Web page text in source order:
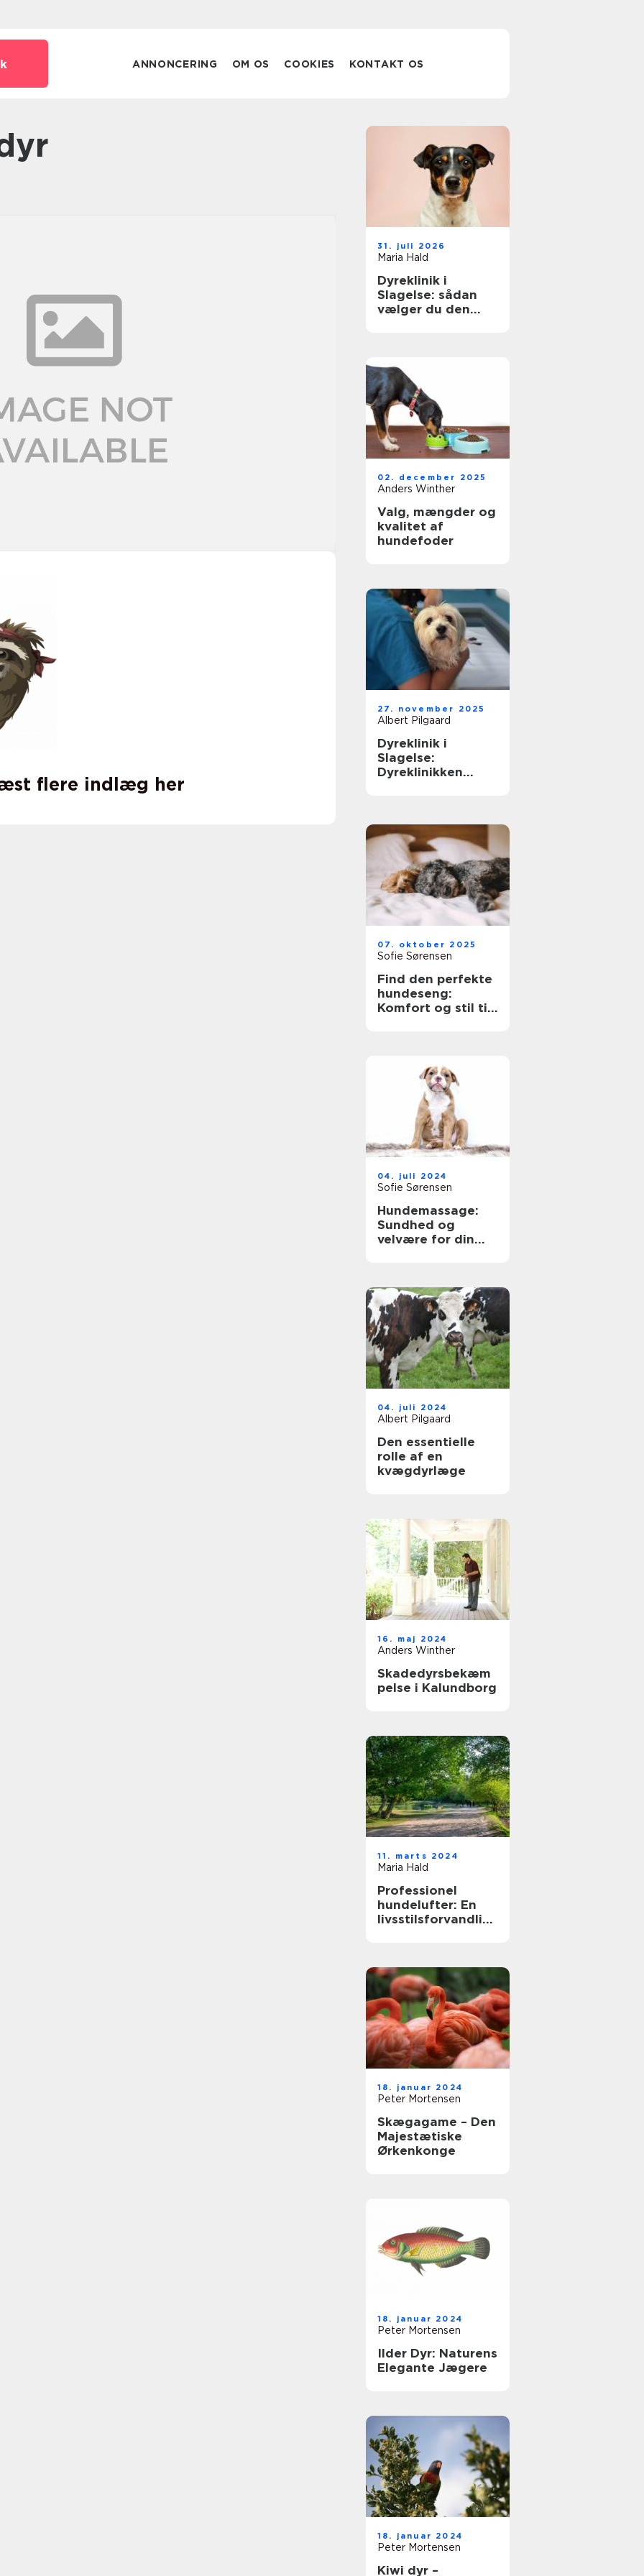
ANNONCERING OM OS COOKIES KONTAKT OS
flere indlæg her
31. juli 2026
Maria Hald
Dyreklinik i
Slagelse: sådan
vælger du den
02. december 2025
Anders Winther
Valg, mængder og
kvalitet af
hundefoder
27. november 2025
Albert Pilgaard
Dyreklinik i
Slagelse:
Dyreklinikken
07. oktober 2025
Sofie Sørensen
Find den perfekte
hundeseng:
Komfort og stil til
04. juli 2024
Sofie Sørensen
Hundemassage:
Sundhed og
velvære for din
04. juli 2024
Albert Pilgaard
Den essentielle
rolle af en
kvægdyrlæge
16. maj 2024
Anders Winther
Skadedyrsbekæm
pelse i Kalundborg
11. marts 2024
Maria Hald
Professionel
hundelufter: En
livsstilsforvandlin
18. januar 2024
Peter Mortensen
Skægagame – Den
Majestætiske
Ørkenkonge
18. januar 2024
Peter Mortensen
Ilder Dyr: Naturens
Elegante Jægere
18. januar 2024
Peter Mortensen
Kiwi dyr –